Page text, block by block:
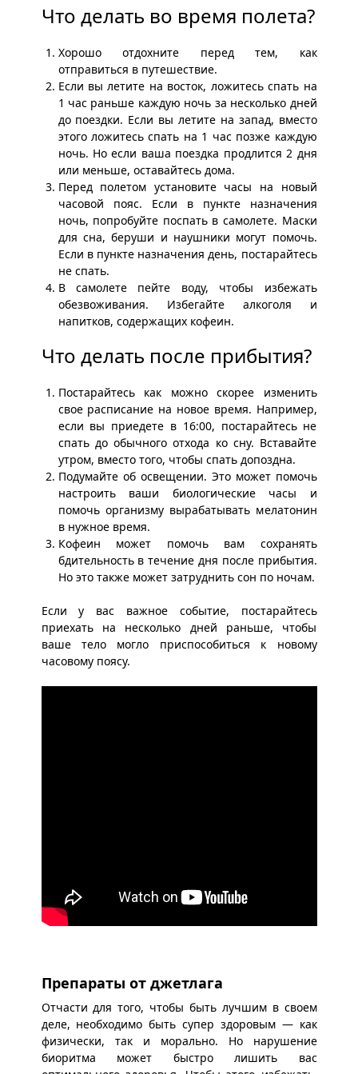
Что делать во время полета?
Хорошо отдохните перед тем, как
отправиться в путешествие.
Если вы летите на восток, ложитесь спать на
1 час раньше каждую ночь за несколько дней
до поездки. Если вы летите на запад, вместо
этого ложитесь спать на 1 час позже каждую
ночь. Но если ваша поездка продлится 2 дня
или меньше, оставайтесь дома.
Перед полетом установите часы на новый
часовой пояс. Если в пункте назначения
ночь, попробуйте поспать в самолете. Маски
для сна, беруши и наушники могут помочь.
Если в пункте назначения день, постарайтесь
не спать.
В самолете пейте воду, чтобы избежать
обезвоживания. Избегайте алкоголя и
напитков, содержащих кофеин.
Что делать после прибытия?
Постарайтесь как можно скорее изменить
свое расписание на новое время. Например,
если вы приедете в 16:00, постарайтесь не
спать до обычного отхода ко сну. Вставайте
утром, вместо того, чтобы спать допоздна.
Подумайте об освещении. Это может помочь
настроить ваши биологические часы и
помочь организму вырабатывать мелатонин
в нужное время.
Кофеин может помочь вам сохранять
бдительность в течение дня после прибытия.
Но это также может затруднить сон по ночам.
Если у вас важное событие, постарайтесь
приехать на несколько дней раньше, чтобы
ваше тело могло приспособиться к новому
часовому поясу.
Препараты от джетлага
Отчасти для того, чтобы быть лучшим в своем
деле, необходимо быть супер здоровым — как
физически, так и морально. Но нарушение
биоритма может быстро лишить вас